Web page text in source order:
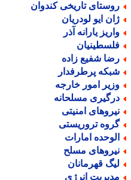
تاریخی کندوان
ایو لودریان
یارانه آذر
شفیع زاده
پرطرفدار
امور خارجه
مسلحانه
امنیتی
تروریستی
امارات
مسلح
قهرمانان
انرژی